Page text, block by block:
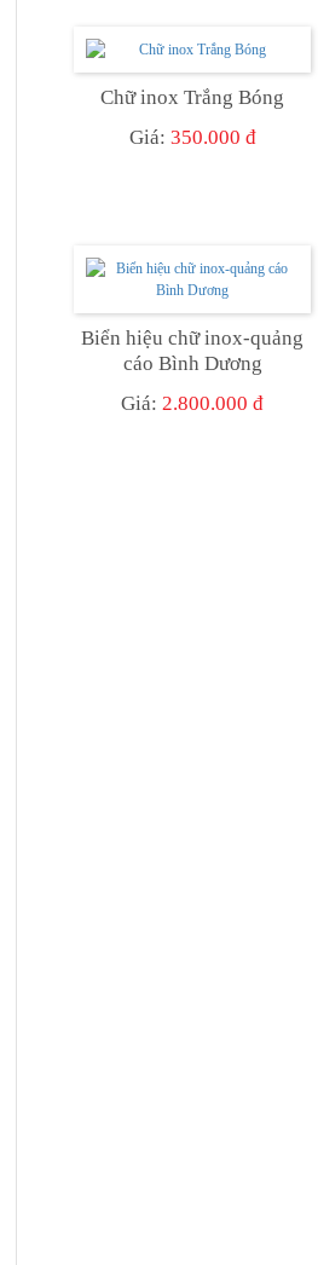
Chữ inox Trắng Bóng
Giá: 350.000 đ
Biển hiệu chữ inox-quảng
cáo Bình Dương
Giá: 2.800.000 đ